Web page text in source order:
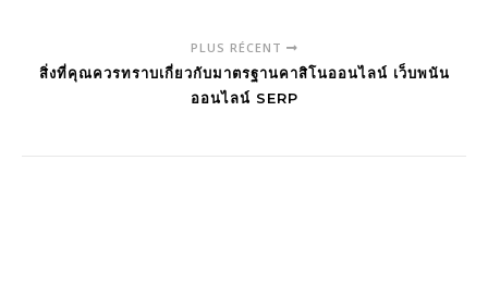
PLUS RÉCENT
สิ่งที่คุณควรทราบเกี่ยวกับมาตรฐานคาสิโนออนไลน์ เว็บพนัน
ออนไลน์ SERP